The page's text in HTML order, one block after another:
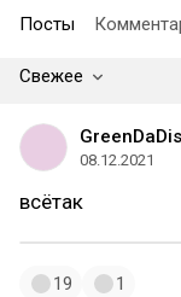
Посты
Свежее
GreenDaDis
08.12.2021
всётак
19 1